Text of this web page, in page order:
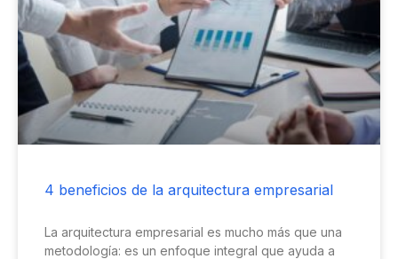
4 beneficios de la arquitectura empresarial
La arquitectura empresarial es mucho más que una
metodología: es un enfoque integral que ayuda a